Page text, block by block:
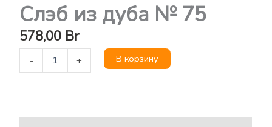
Слэб из дуба № 75
578,00 Br
- + В корзину